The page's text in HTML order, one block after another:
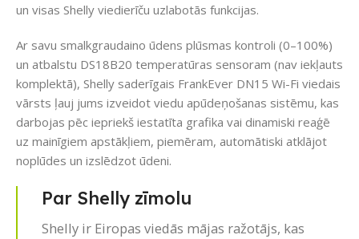
un visas Shelly viedierīču uzlabotās funkcijas.
Ar savu smalkgraudaino ūdens plūsmas kontroli (0–100%)
un atbalstu DS18B20 temperatūras sensoram (nav iekļauts
komplektā), Shelly saderīgais FrankEver DN15 Wi-Fi viedais
vārsts ļauj jums izveidot viedu apūdeņošanas sistēmu, kas
darbojas pēc iepriekš iestatīta grafika vai dinamiski reaģē
uz mainīgiem apstākļiem, piemēram, automātiski atklājot
noplūdes un izslēdzot ūdeni.
Par Shelly zīmolu
Shelly ir Eiropas viedās mājas ražotājs, kas